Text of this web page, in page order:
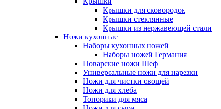
Крышки для сковородок
Крышки стеклянные
Крышки из нержавеющей стали
Ножи кухонные
Наборы кухонных ножей
Наборы ножей Германия
Поварские ножи Шеф
Универсальные ножи для нарезки
Ножи для чистки овощей
Ножи для хлеба
Топорики для мяса